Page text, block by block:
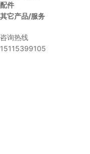
配件
其它产品/服务
咨询热线
15115399105